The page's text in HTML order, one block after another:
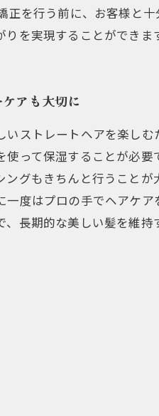
正を行う前に、お客様と
を実現することができま
アも大切に
いストレートヘアを楽し
使って保湿することが必
ングもきちんと行うこと
一度はプロの手でヘアケ
、長期的な美しい髪を維